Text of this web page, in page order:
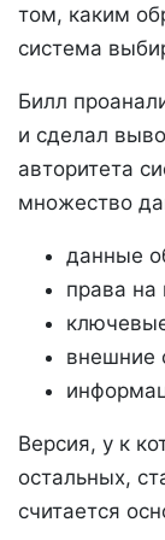
том, каким
система
Билл
и сделал
авторитета
множество
данные
права на
внешние
Версия, у к
остальных,
считается